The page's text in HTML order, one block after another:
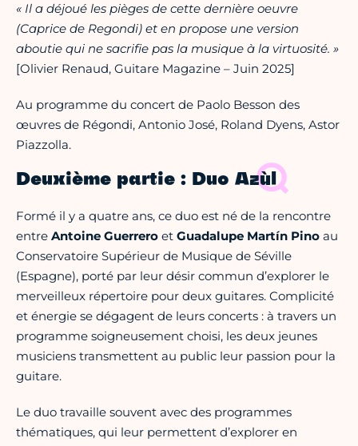
« Il a déjoué les pièges de cette dernière oeuvre
(Caprice de Regondi) et en propose une version
aboutie qui ne sacrifie pas la musique à la virtuosité. »
[Olivier Renaud, Guitare Magazine – Juin 2025]
Au programme du concert de Paolo Besson des
œuvres de Régondi, Antonio José, Roland Dyens, Astor
Piazzolla.
Deuxième partie : Duo Azùl
Formé il y a quatre ans, ce duo est né de la rencontre
entre Antoine Guerrero et Guadalupe Martín Pino au
Conservatoire Supérieur de Musique de Séville
(Espagne), porté par leur désir commun d’explorer le
merveilleux répertoire pour deux guitares. Complicité
et énergie se dégagent de leurs concerts : à travers un
programme soigneusement choisi, les deux jeunes
musiciens transmettent au public leur passion pour la
guitare.
Le duo travaille souvent avec des programmes
thématiques, qui leur permettent d’explorer en